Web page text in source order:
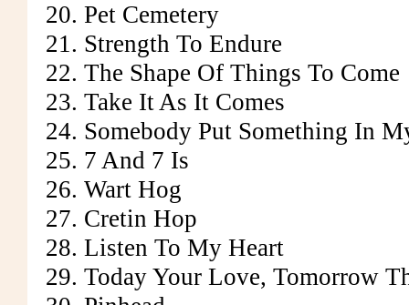
20. Pet Cemetery
21. Strength To Endure
22. The Shape Of Things To Come
23. Take It As It Comes
24. Somebody Put Something In
25. 7 And 7 Is
26. Wart Hog
27. Cretin Hop
28. Listen To My Heart
29. Today Your Love, Tomorrow